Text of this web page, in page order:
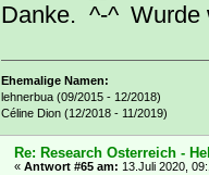
Danke. Wurde
Ehemalige Namen:
lehnerbua (09/2015 - 12/2018)
Céline Dion (12/2018 - 11/2019)
Re: Research Österreich -
«Antwort #65 am: 13.Juli 2020,